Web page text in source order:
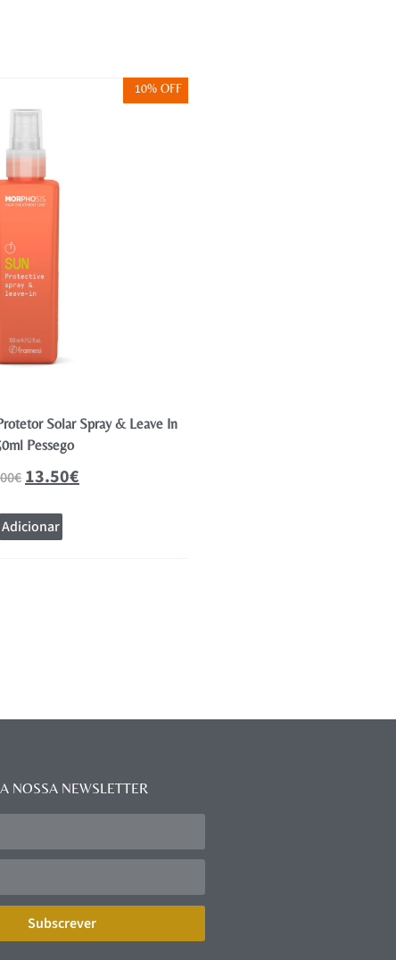
10% OFF
Solar Spray & Leave In
Pessego
€13.50€
Adicionar
NOSSA NEWSLETTER
Subscrever